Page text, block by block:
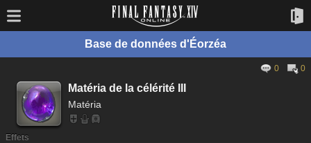
Base de données d'Éorzéa
0 0
Matéria de la célérité III
Matéria
Effets